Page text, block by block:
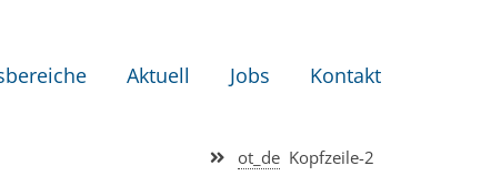
Aktuell Jobs Kontakt
ot_de Kopfzeile-2